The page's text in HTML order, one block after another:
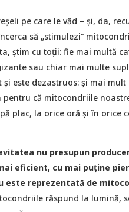
pe care le văd – și, da,
să „stimulezi”
ştim cu toţii: fie mai multă
sau chiar mai multe
este dezastruos: şi mai mult
pentru că mitocondriile
plac, la orice oră şi în orice
nu presupun
eficient, cu mai puține
este reprezentată de
răspund la lumină,